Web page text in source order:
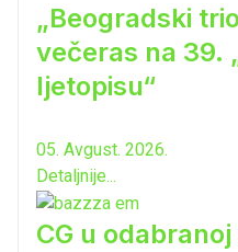
„Beogradski
večeras na 39.
ljetopisu“
05. Avgust. 2026.
Detaljnije...
CG u